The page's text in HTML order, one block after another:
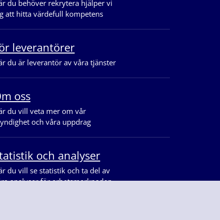
du behöver rekrytera hjälper vi
att hitta värdefull kompetens
leverantörer
du är leverantör av våra tjänster
oss
du vill veta mer om vår
och våra uppdrag
och analyser
du vill se statistik och ta del av
analyser för arbetsmarknaden